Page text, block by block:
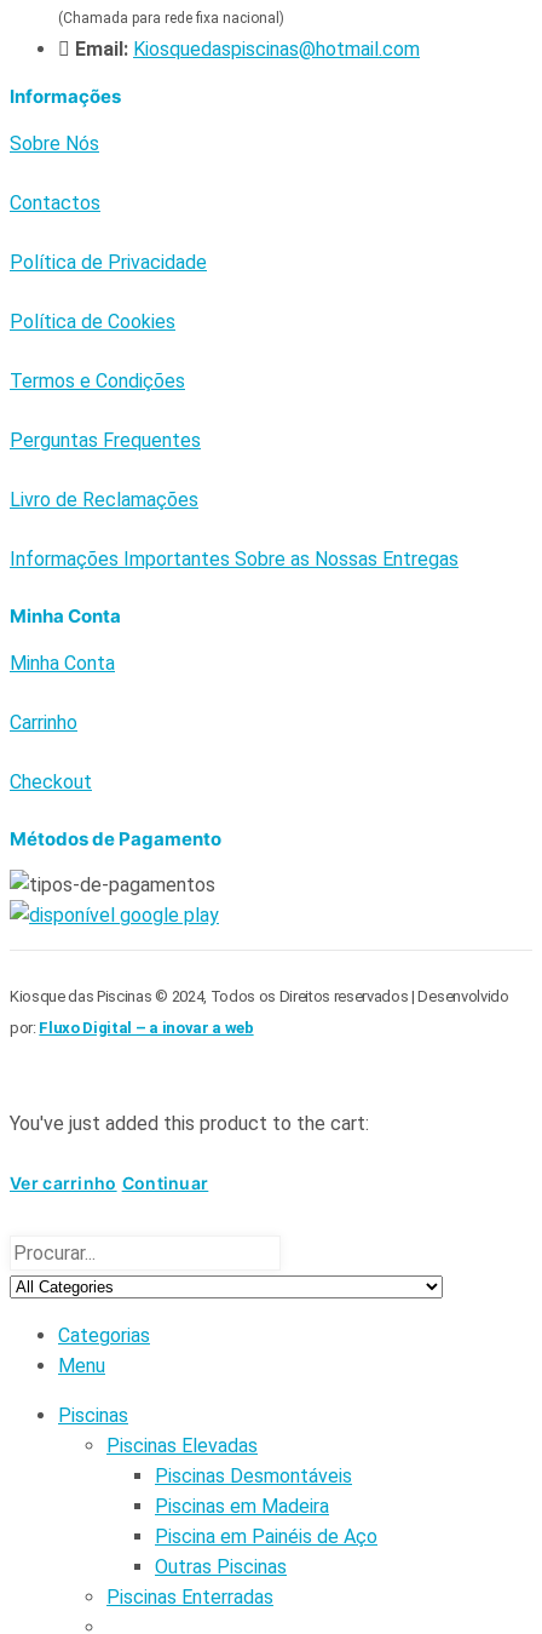
(Chamada para rede fixa nacional)
Email: Kiosquedaspiscinas@hotmail.com
Informações
Sobre Nós
Contactos
Política de Privacidade
Política de Cookies
Termos e Condições
Perguntas Frequentes
Livro de Reclamações
Informações Importantes Sobre as Nossas Entregas
Minha Conta
Minha Conta
Carrinho
Checkout
Métodos de Pagamento
Kiosque das Piscinas © 2024, Todos os Direitos reservados | Desenvolvido
por: Fluxo Digital – a inovar a web
You've just added this product to the cart:
Ver carrinho Continuar
Categorias
Menu
Piscinas
Piscinas Elevadas
Piscinas Desmontáveis
Piscinas em Madeira
Piscina em Painéis de Aço
Outras Piscinas
Piscinas Enterradas